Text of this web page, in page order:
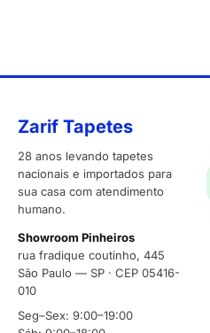
Zarif Tapetes
28 anos levando tapetes
nacionais e importados para
sua casa com atendimento
humano.
Showroom Pinheiros
rua fradique coutinho, 445
São Paulo — SP · CEP 05416-
010
Seg–Sex: 9:00–19:00